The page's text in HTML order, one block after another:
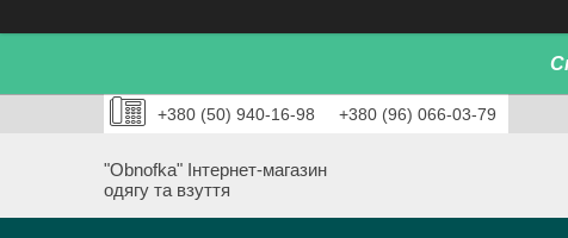
+380 (50) 940-16-98 +380 (96) 066-03-79
"Obnofka" Інтернет-магазин
одягу та взуття